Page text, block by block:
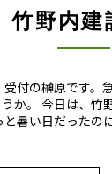
竹野内
付の榊原です。
か。 今日は、竹
暑い日だったの